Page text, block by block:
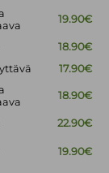
19.90€
18.90€
17.90€
18.90€
22.90€
19.90€